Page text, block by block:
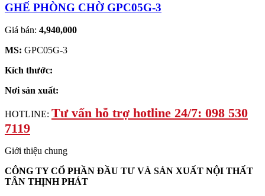
GHẾ PHÒNG CHỜ GPC05G-3
Giá bán: 4,940,000
MS: GPC05G-3
Kích thước:
Nơi sản xuất:
HOTLINE: Tư vấn hỗ trợ hotline 24/7: 098 530
7119
Giới thiệu chung
CÔNG TY CỔ PHẦN ĐẦU TƯ VÀ SẢN XUẤT NỘI THẤT
TÂN THỊNH PHÁT